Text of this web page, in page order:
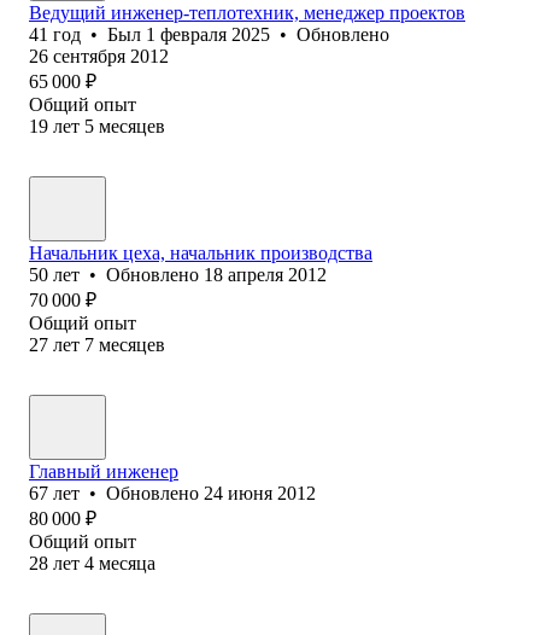
Ведущий инженер-теплотехник, менеджер проектов
41 год • Был 1 февраля 2025 • Обновлено
26 сентября 2012
65 000 ₽
Общий опыт
19 лет 5 месяцев
Начальник цеха, начальник производства
50 лет • Обновлено 18 апреля 2012
70 000 ₽
Общий опыт
27 лет 7 месяцев
Главный инженер
67 лет • Обновлено 24 июня 2012
80 000 ₽
Общий опыт
28 лет 4 месяца